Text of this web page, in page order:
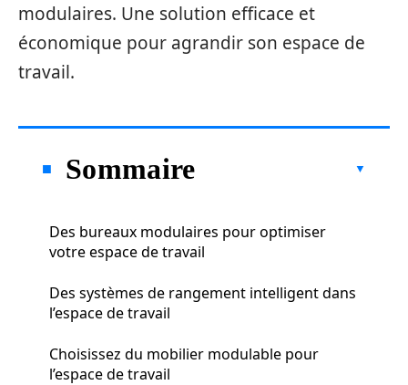
modulaires. Une solution efficace et
économique pour agrandir son espace de
travail.
Sommaire
Des bureaux modulaires pour optimiser
votre espace de travail
Des systèmes de rangement intelligent dans
l’espace de travail
Choisissez du mobilier modulable pour
l’espace de travail